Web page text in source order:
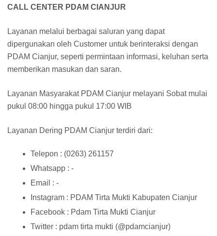
CALL CENTER PDAM CIANJUR
Layanan melalui berbagai saluran yang dapat
dipergunakan oleh Customer untuk berinteraksi dengan
PDAM Cianjur, seperti permintaan informasi, keluhan serta
memberikan masukan dan saran.
Layanan Masyarakat PDAM Cianjur melayani Sobat mulai
pukul 08:00 hingga pukul 17:00 WIB
Layanan Dering PDAM Cianjur terdiri dari:
Telepon : (0263) 261157
Whatsapp : -
Email : -
Instagram : PDAM Tirta Mukti Kabupaten Cianjur
Facebook : Pdam Tirta Mukti Cianjur
Twitter : pdam tirta mukti (@pdamcianjur)